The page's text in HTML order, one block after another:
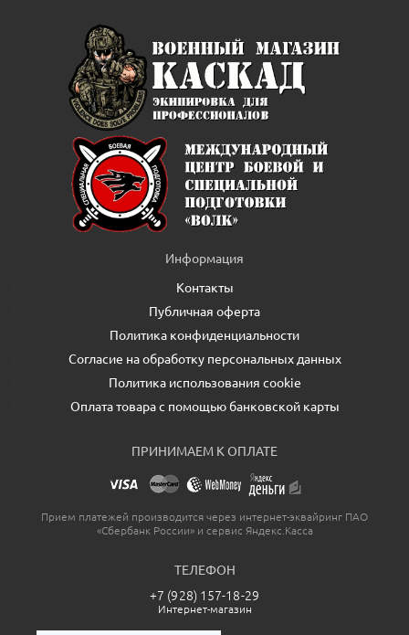
Информация
Контакты
Публичная оферта
Политика конфиденциальности
Согласие на обработку персональных данных
Политика использования cookie
Оплата товара с помощью банковской карты
ПРИНИМАЕМ К ОПЛАТЕ
Прием платежей производится через интернет-эквайринг ПАО
«Сбербанк России» и сервис Яндекс.Касса
ТЕЛЕФОН
+7 (928) 157-18-29
Интернет-магазин